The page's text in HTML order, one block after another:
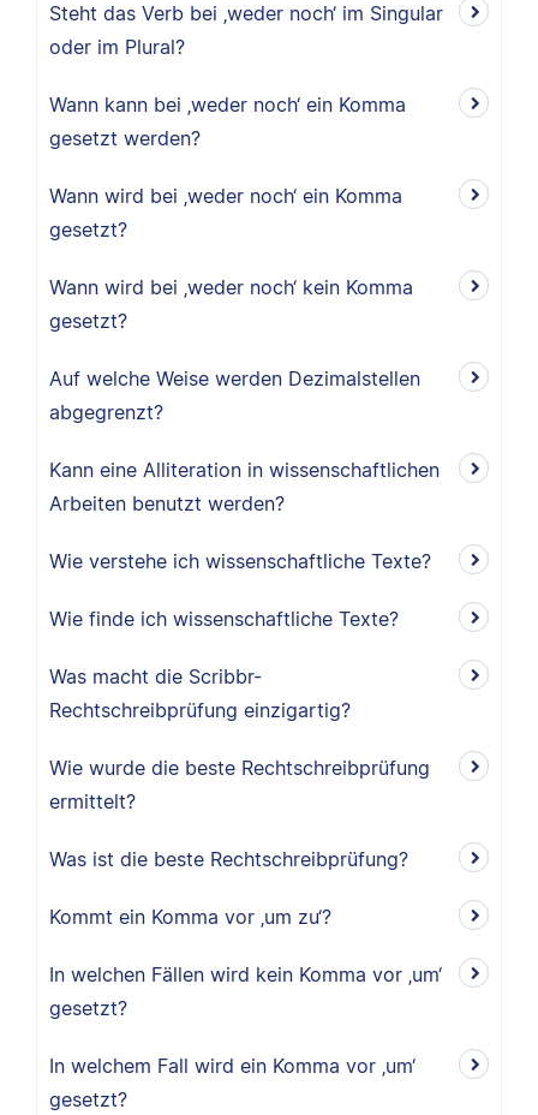
Steht das Verb bei ‚weder noch‘ im Singular
oder im Plural?
Wann kann bei ‚weder noch‘ ein Komma
gesetzt werden?
Wann wird bei ‚weder noch‘ ein Komma
gesetzt?
Wann wird bei ‚weder noch‘ kein Komma
gesetzt?
Auf welche Weise werden Dezimalstellen
abgegrenzt?
Kann eine Alliteration in wissenschaftlichen
Arbeiten benutzt werden?
Wie verstehe ich wissenschaftliche Texte?
Wie finde ich wissenschaftliche Texte?
Was macht die Scribbr-
Rechtschreibprüfung einzigartig?
Wie wurde die beste Rechtschreibprüfung
ermittelt?
Was ist die beste Rechtschreibprüfung?
Kommt ein Komma vor ‚um zu‘?
In welchen Fällen wird kein Komma vor ‚um‘
gesetzt?
In welchem Fall wird ein Komma vor ‚um‘
gesetzt?